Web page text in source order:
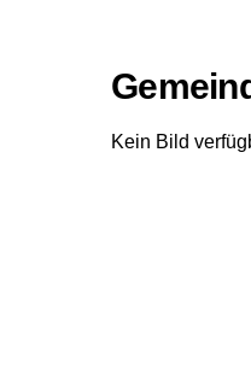
Kein Bild